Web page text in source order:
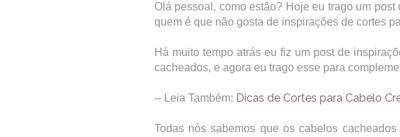
Olá pessoal, como estão? Hoje eu trago um
quem é que não gosta de inspirações de cortes
Há muito tempo atrás eu fiz um post de
cacheados, e agora eu trago esse para
-- Leia Também: Dicas de Cortes para Cabelo
Todas nós sabemos que os cabelos